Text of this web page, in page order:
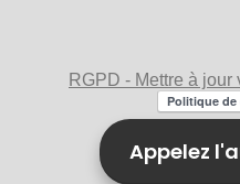
RGPD - Mettre à
Appelez